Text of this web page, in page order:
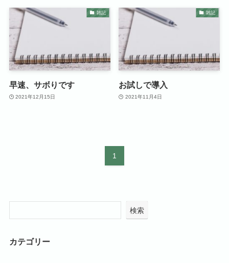
雑記
早速、サボりです
2021年12月15日
雑記
お試しで導入
2021年11月4日
1
検索
カテゴリー